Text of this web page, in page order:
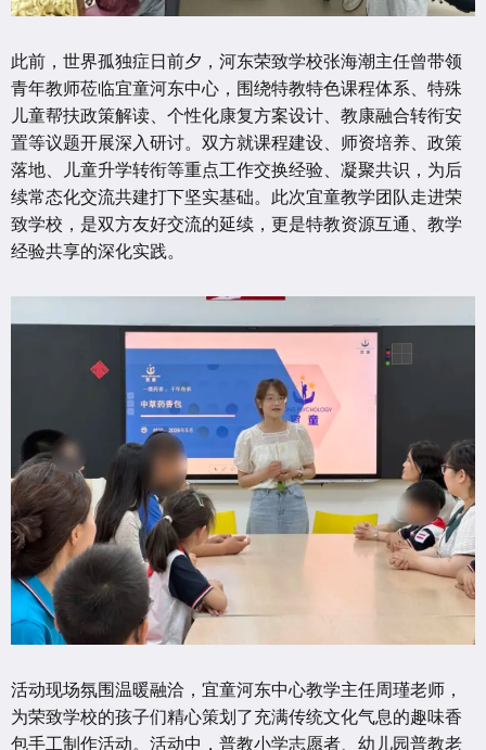
此前，世界孤独症日前夕，河东荣致学校张海潮主任曾带领
青年教师莅临宜童河东中心，围绕特教特色课程体系、特殊
儿童帮扶政策解读、个性化康复方案设计、教康融合转衔安
置等议题开展深入研讨。双方就课程建设、师资培养、政策
落地、儿童升学转衔等重点工作交换经验、凝聚共识，为后
续常态化交流共建打下坚实基础。此次宜童教学团队走进荣
致学校，是双方友好交流的延续，更是特教资源互通、教学
经验共享的深化实践。
活动现场氛围温暖融洽，宜童河东中心教学主任周瑾老师，
为荣致学校的孩子们精心策划了充满传统文化气息的趣味香
包手工制作活动。活动中，普教小学志愿者、幼儿园普教老